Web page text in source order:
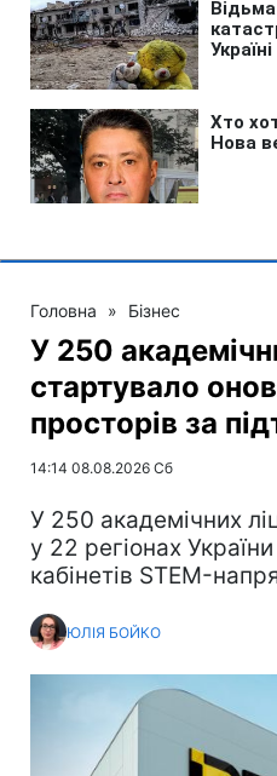
Головна » Бізнес
У 250
стартувало
просторів за
14:14 08.08.2026 Сб
У 250 академічних
у 22 регіонах
кабінетів STEM-
ЮЛІЯ БОЙКО